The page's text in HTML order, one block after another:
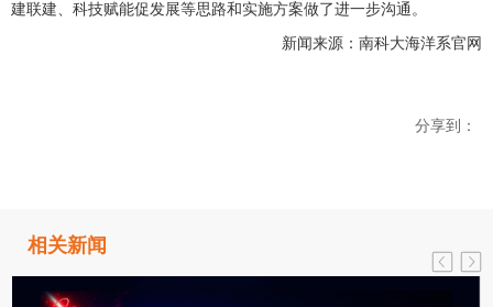
建联建、科技赋能促发展等思路和实施方案做了进一步沟通。
新闻来源：南科大海洋系官网
分享到：
相关新闻